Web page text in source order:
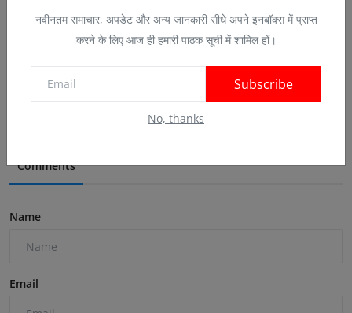
नवीनतम समाचार, अपडेट और अन्य जानकारी सीधे अपने इनबॉक्स में प्राप्त
करने के लिए आज ही हमारी पाठक सूची में शामिल हों।
Subscribe
No, thanks
Dec 20, 2024 0
Comments
Name
Email